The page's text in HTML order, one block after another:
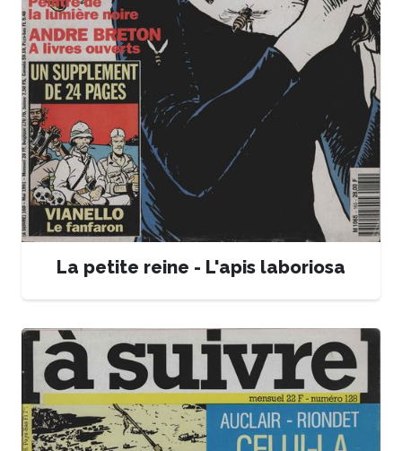
La petite reine - L'apis laboriosa